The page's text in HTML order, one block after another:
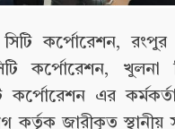
কর্পোরেশন, রংপুর
কর্পোরেশন, খুলনা
কর্পোরেশন এর
কর্তৃক জারীকৃত স্থানীয়